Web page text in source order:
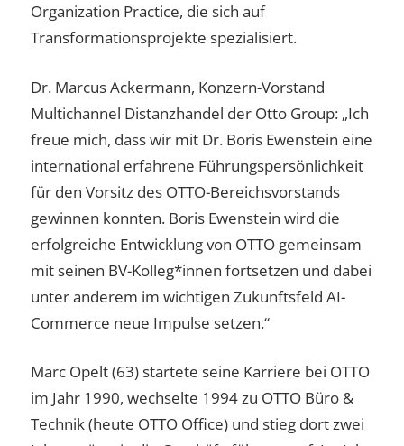
Organization Practice, die sich auf
Transformationsprojekte spezialisiert.
Dr. Marcus Ackermann, Konzern-Vorstand
Multichannel Distanzhandel der Otto Group: „Ich
freue mich, dass wir mit Dr. Boris Ewenstein eine
international erfahrene Führungspersönlichkeit
für den Vorsitz des OTTO-Bereichsvorstands
gewinnen konnten. Boris Ewenstein wird die
erfolgreiche Entwicklung von OTTO gemeinsam
mit seinen BV-Kolleg*innen fortsetzen und dabei
unter anderem im wichtigen Zukunftsfeld AI-
Commerce neue Impulse setzen.“
Marc Opelt (63) startete seine Karriere bei OTTO
im Jahr 1990, wechselte 1994 zu OTTO Büro &
Technik (heute OTTO Office) und stieg dort zwei